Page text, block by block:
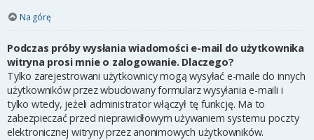
Na górę
Podczas próby wysłania wiadomości e-mail do użytkownika
witryna prosi mnie o zalogowanie. Dlaczego?
Tylko zarejestrowani użytkownicy mogą wysyłać e-maile do innych
użytkowników przez wbudowany formularz wysyłania e-maili i
tylko wtedy, jeżeli administrator włączył tę funkcję. Ma to
zabezpieczać przed nieprawidłowym używaniem systemu poczty
elektronicznej witryny przez anonimowych użytkowników.